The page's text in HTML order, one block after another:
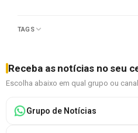
TAGS
Receba as notícias no seu
Escolha abaixo em qual grupo ou
Grupo de Notícias